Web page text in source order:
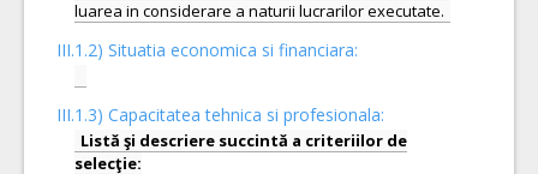
III.1.2) Situatia economica si financiara:
III.1.3) Capacitatea tehnica si profesionala:
Listă şi descriere succintă a criteriilor de